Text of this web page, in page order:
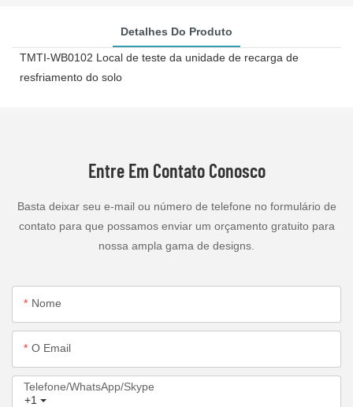
Detalhes Do Produto
TMTI-WB0102 Local de teste da unidade de recarga de
resfriamento do solo
Entre Em Contato Conosco
Basta deixar seu e-mail ou número de telefone no formulário de
contato para que possamos enviar um orçamento gratuito para
nossa ampla gama de designs.
Nome
O Email
+1
Telefone/WhatsApp/Skype